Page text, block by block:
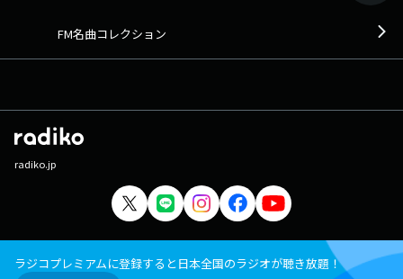
FM名曲コレクション
radiko.jp
ラジコプレミアムに登録すると日本全国のラジオが聴き放題！